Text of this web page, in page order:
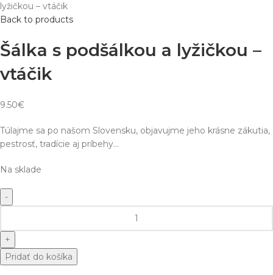
lyžičkou – vtáčik
Back to products
Šálka s podšálkou a lyžičkou –
vtáčik
9.50€
Túlajme sa po našom Slovensku, objavujme jeho krásne zákutia,
pestrosť, tradície aj príbehy…
Na sklade
Pridať do košíka